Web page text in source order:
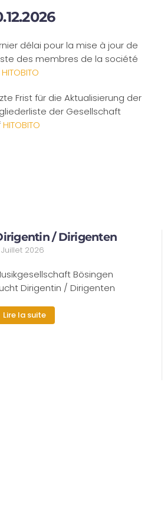
délai pour la mise à jour de
des membres de la société
HITOBITO
Frist für die Aktualisierung der
der Gesellschaft
HITOBITO
/ Dirigenten
2026
Bösingen
Dirigentin / Dirigenten
Lire la suite